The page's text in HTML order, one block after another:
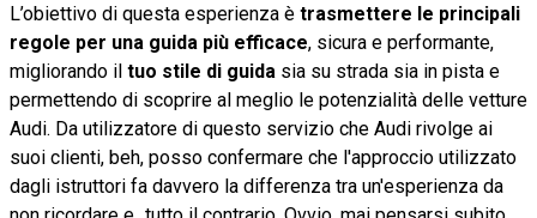
L’obiettivo di questa esperienza è trasmettere le principali
regole per una guida più efficace, sicura e performante,
migliorando il tuo stile di guida sia su strada sia in pista e
permettendo di scoprire al meglio le potenzialità delle vetture
Audi. Da utilizzatore di questo servizio che Audi rivolge ai
suoi clienti, beh, posso confermare che l'approccio utilizzato
dagli istruttori fa davvero la differenza tra un'esperienza da